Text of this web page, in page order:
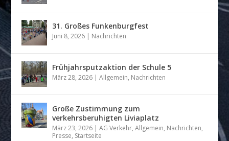
31. Großes Funkenburgfest
Juni 8, 2026 | Nachrichten
Frühjahrsputzaktion der Schule 5
März 28, 2026 |Allgemein, Nachrichten
Große Zustimmung zum
verkehrsberuhigten Liviaplatz
März 23, 2026 |AG Verkehr,Allgemein, Nachrichten,
Presse, Startseite